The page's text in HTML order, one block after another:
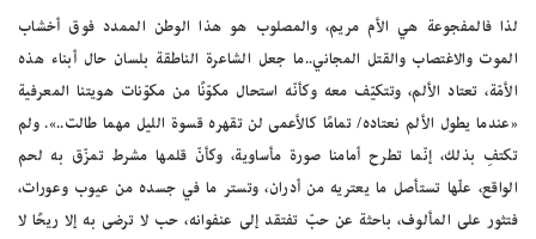
لذا فالمفجوعة هي الأم مريم، والمصلوب هو هذا الوطن الممدد فوق أخشاب
الموت والاغتصاب والقتل المجاني..ما جعل الشاعرة الناطقة بلسان حال أبناء هذه
الأمّة، تعتاد الألم، وتتكيّف معه وكأنّه استحال مكوّنًا من مكوّنات هويتنا المعرفية
«عندما يطول الألم نعتاده/ تمامًا كالأعمى لن تقهره قسوة الليل مهما طالت..». ولم
تكتفِ بذلك، إنّما تطرح أمامنا صورة مأساوية، وكأنّ قلمها مشرط تمزّق به لحم
الواقع، علّها تستأصل ما يعتريه من أدران، وتستر ما في جسده من عيوب وعورات،
فتثور على المألوف، باحثة عن حبّ تفتقد إلى عنفوانه، حب لا ترضى به إلا ريحًا لا